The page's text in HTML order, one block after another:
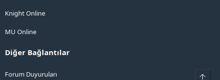
Knight Online
MU Online
Diğer Bağlantılar
Forum Duyuruları